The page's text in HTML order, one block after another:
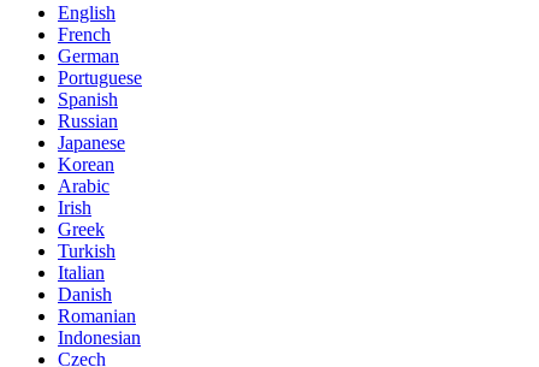
English
French
German
Portuguese
Spanish
Russian
Japanese
Korean
Arabic
Irish
Greek
Turkish
Italian
Danish
Romanian
Indonesian
Czech